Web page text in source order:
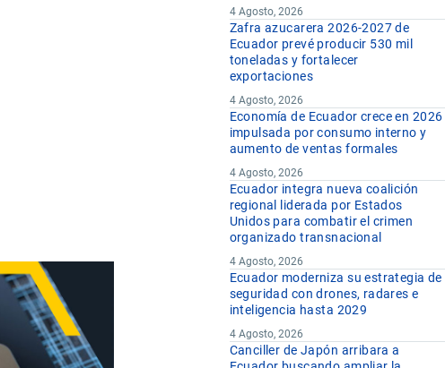
4 Agosto, 2026
Zafra azucarera 2026-2027 de
Ecuador prevé producir 530 mil
toneladas y fortalecer
exportaciones
4 Agosto, 2026
Economía de Ecuador crece en 2026
impulsada por consumo interno y
aumento de ventas formales
4 Agosto, 2026
Ecuador integra nueva coalición
regional liderada por Estados
Unidos para combatir el crimen
organizado transnacional
4 Agosto, 2026
Ecuador moderniza su estrategia de
seguridad con drones, radares e
inteligencia hasta 2029
4 Agosto, 2026
Canciller de Japón arribara a